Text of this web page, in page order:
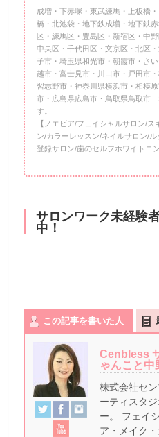
成増・下赤塚・東武練馬・上板橋
橋・北池袋・地下鉄成増・地下鉄
区・練馬区・豊島区・新宿区・中
中央区・千代田区・文京区・北区
子市・埼玉県和光市・朝霞市・さ
越市・富士見市・川口市・戸田市
習志野市・神奈川県横浜市・相模
市・広島県広島市・鳥取県鳥取市
す。
【ノエビア/フェイシャルサロン/
ン/カラーレッスン/ネイルサロン/
登録サロン/歯のセルフホワイトニン
サロンワーク未経験
中！
この記事を書いた人
Cenbless
ゃんこと中
株式会社セ
ーティスタ
ー。 フェイ
ア・メイク